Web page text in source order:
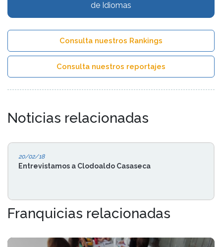
de Idiomas
Consulta nuestros Rankings
Consulta nuestros reportajes
Noticias relacionadas
20/02/18
Entrevistamos a Clodoaldo Casaseca
Franquicias relacionadas